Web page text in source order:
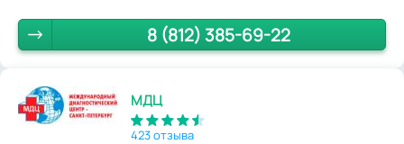
8 (812) 385-69-22
МДЦ
423 отзыва